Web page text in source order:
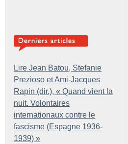
Lire Jean Batou, Stefanie
Prezioso et Ami-Jacques
Rapin (dir.), « Quand vient la
nuit. Volontaires
internationaux contre le
fascisme (Espagne 1936-
1939) »